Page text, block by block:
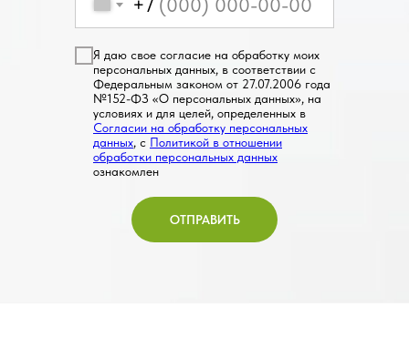
+7
Я даю свое согласие на обработку моих
персональных данных, в соответствии с
Федеральным законом от 27.07.2006 года
№152-ФЗ «О персональных данных», на
условиях и для целей, определенных в
Согласии на обработку персональных
данных, с Политикой в отношении
обработки персональных данных
ознакомлен
ОТПРАВИТЬ